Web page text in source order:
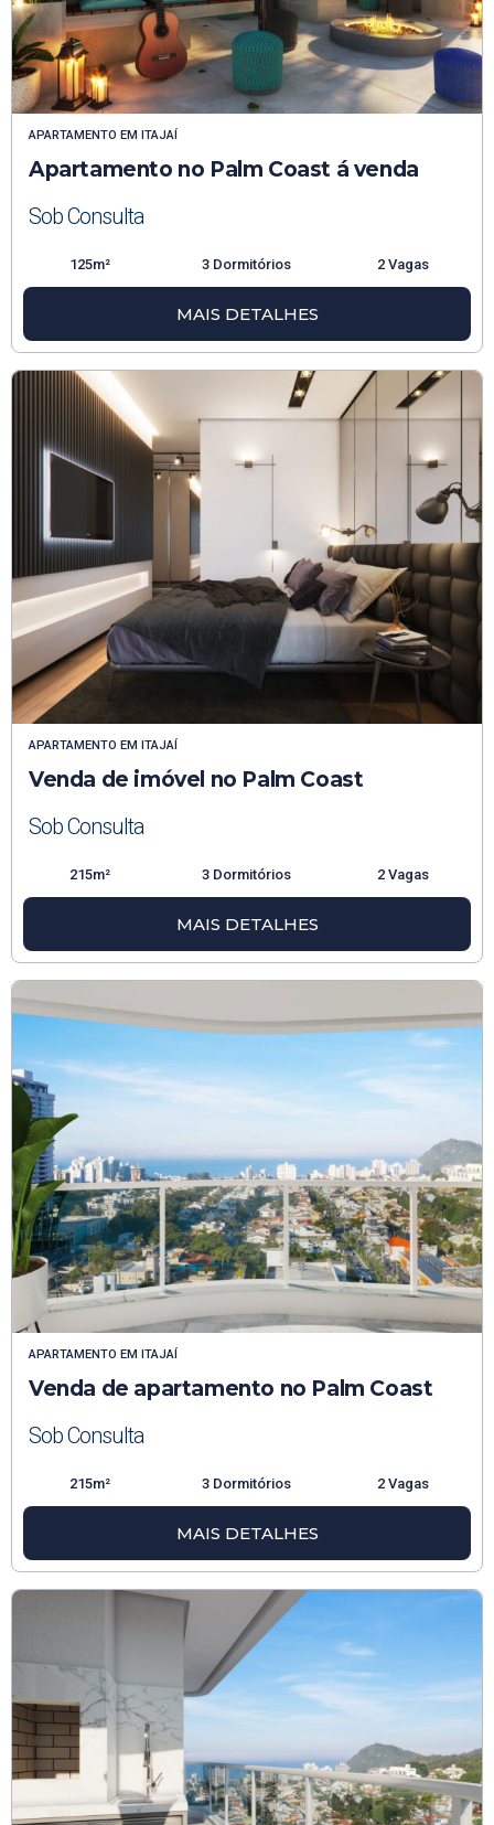
APARTAMENTO EM ITAJAÍ
Apartamento no Palm Coast á venda
Sob Consulta
125m² 3 Dormitórios 2 Vagas
MAIS DETALHES
APARTAMENTO EM ITAJAÍ
Venda de imóvel no Palm Coast
Sob Consulta
215m² 3 Dormitórios 2 Vagas
MAIS DETALHES
APARTAMENTO EM ITAJAÍ
Venda de apartamento no Palm Coast
Sob Consulta
215m² 3 Dormitórios 2 Vagas
MAIS DETALHES